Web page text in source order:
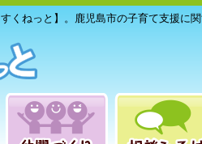
くねっと】。鹿児島市の子育て支援に